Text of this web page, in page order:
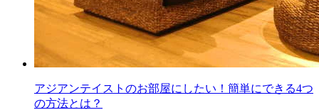
アジアンテイストのお部屋にしたい！簡単にできる4つ
の方法とは？